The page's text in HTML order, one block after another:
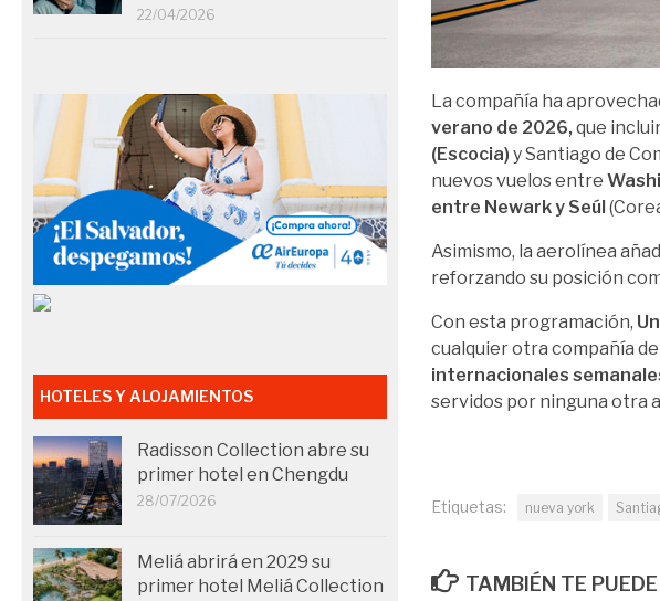
La compañía ha
verano de 2026, que
(Escocia) y Santiago de
nuevos vuelos entre
entre Newark y Seúl
Asimismo, la aerolínea
reforzando su posición
Con esta programación,
cualquier otra compañía
internacionales
servidos por ninguna otra
Etiquetas: nueva york
TAMBIÉN TE
22/04/2026
HOTELES Y ALOJAMIENTOS
Radisson Collection abre su
primer hotel en Chengdu
28/07/2026
Meliá abrirá en 2029 su
primer hotel Meliá Collection